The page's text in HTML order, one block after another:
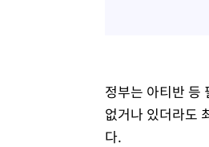
정부는 아티반 등
없거나 있더라도
다.